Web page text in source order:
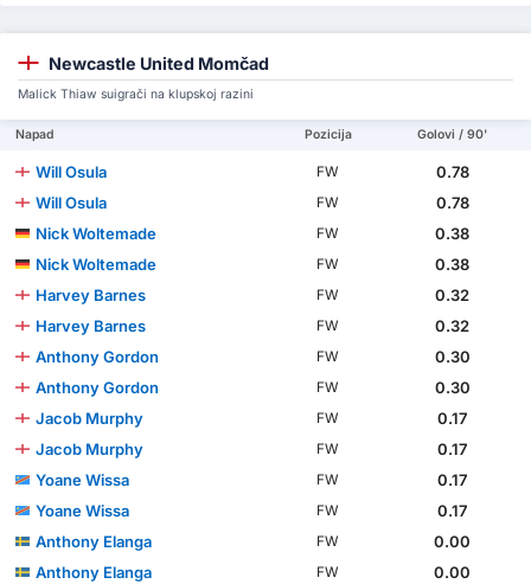
Newcastle United Momčad
Malick Thiaw suigrači na klupskoj razini
Napad Pozicija Golovi / 90'
Will Osula FW
0.78
Will Osula
FW
0.78
Nick Woltemade
FW
0.38
Nick Woltemade
FW
0.38
Harvey Barnes
FW
0.32
Harvey Barnes
FW
0.32
Anthony Gordon
FW
0.30
Anthony Gordon
FW
0.30
Jacob Murphy
FW
0.17
Jacob Murphy
FW
0.17
Yoane Wissa
FW
0.17
Yoane Wissa
FW
0.17
Anthony Elanga
FW
0.00
Anthony Elanga
FW
0.00